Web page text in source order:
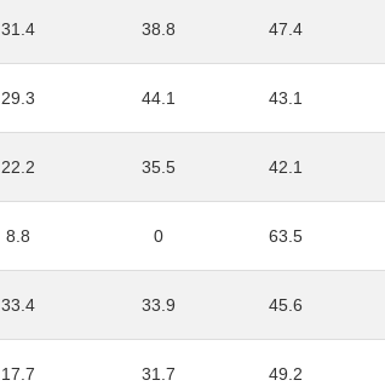
31.4 38.8 47.4
29.3 44.1 43.1
22.2 35.5 42.1
8.8 0 63.5
33.4 33.9 45.6
17.7 31.7 49.2